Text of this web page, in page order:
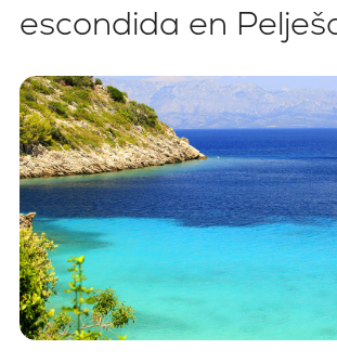
escondida en